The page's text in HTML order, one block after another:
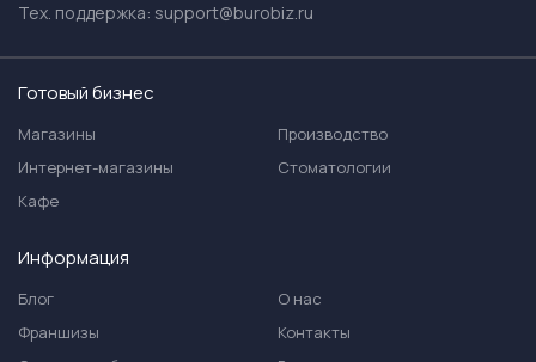
Тех. поддержка: support@burobiz.ru
Готовый бизнес
Магазины
Интернет-магазины
Кафе
Производство
Стоматологии
Информация
Блог
Франшизы
О нас
Контакты